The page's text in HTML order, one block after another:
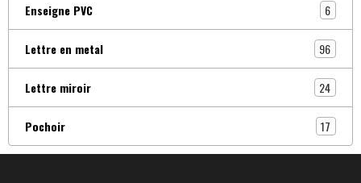
Enseigne PVC 6
Lettre en metal 96
Lettre miroir 24
Pochoir 17